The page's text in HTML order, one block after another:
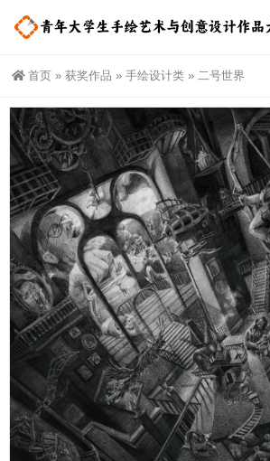
首页 » 获奖作品 » 手绘设计类 » 二号世界